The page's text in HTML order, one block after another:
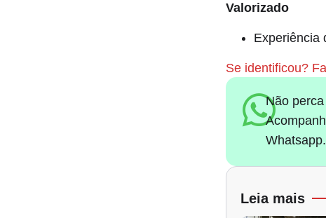
Valorizado
Experiência
Se identificou?
Não
Whatsapp.
Leia mais